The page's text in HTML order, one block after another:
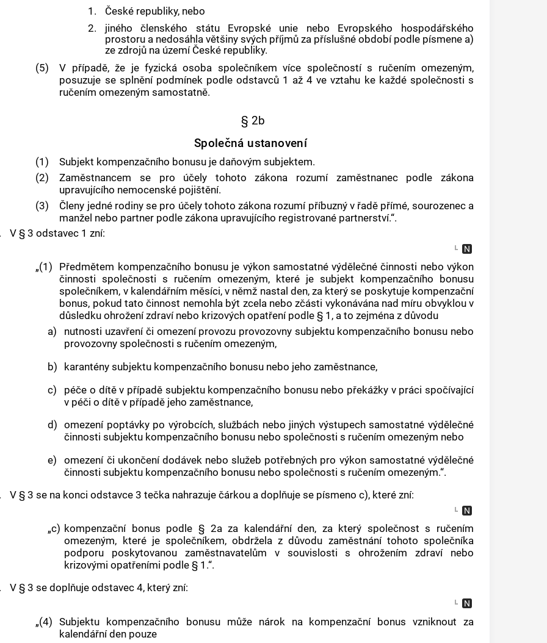
1.
České republiky, nebo
2.
jiného členského státu Evropské unie nebo Evropského hospodářského
prostoru a nedosáhla většiny svých příjmů za příslušné období podle písmene a)
ze zdrojů na území České republiky.
(5)
V případě, že je fyzická osoba společníkem více společností s ručením omezeným,
posuzuje se splnění podmínek podle odstavců 1 až 4 ve vztahu ke každé společnosti s
ručením omezeným samostatně.
§ 2b
Společná ustanovení
(1)
Subjekt kompenzačního bonusu je daňovým subjektem.
(2)
Zaměstnancem se pro účely tohoto zákona rozumí zaměstnanec podle zákona
upravujícího nemocenské pojištění.
(3)
Členy jedné rodiny se pro účely tohoto zákona rozumí příbuzný v řadě přímé, sourozenec a
manžel nebo partner podle zákona upravujícího registrované partnerství.“.
V § 3 odstavec 1 zní:
„(1)
Předmětem kompenzačního bonusu je výkon samostatné výdělečné činnosti nebo výkon
činnosti společnosti s ručením omezeným, které je subjekt kompenzačního bonusu
společníkem, v kalendářním měsíci, v němž nastal den, za který se poskytuje kompenzační
bonus, pokud tato činnost nemohla být zcela nebo zčásti vykonávána nad míru obvyklou v
důsledku ohrožení zdraví nebo krizových opatření podle § 1, a to zejména z důvodu
a)
nutnosti uzavření či omezení provozu provozovny subjektu kompenzačního bonusu nebo
provozovny společnosti s ručením omezeným,
b)
karantény subjektu kompenzačního bonusu nebo jeho zaměstnance,
c)
péče o dítě v případě subjektu kompenzačního bonusu nebo překážky v práci spočívající
v péči o dítě v případě jeho zaměstnance,
d)
omezení poptávky po výrobcích, službách nebo jiných výstupech samostatné výdělečné
činnosti subjektu kompenzačního bonusu nebo společnosti s ručením omezeným nebo
e)
omezení či ukončení dodávek nebo služeb potřebných pro výkon samostatné výdělečné
činnosti subjektu kompenzačního bonusu nebo společnosti s ručením omezeným.“.
V § 3 se na konci odstavce 3 tečka nahrazuje čárkou a doplňuje se písmeno c), které zní:
„c) kompenzační bonus podle § 2a za kalendářní den, za který společnost s ručením
omezeným, které je společníkem, obdržela z důvodu zaměstnání tohoto společníka
podporu poskytovanou zaměstnavatelům v souvislosti s ohrožením zdraví nebo
krizovými opatřeními podle § 1.“.
V § 3 se doplňuje odstavec 4, který zní:
„(4)
Subjektu kompenzačního bonusu může nárok na kompenzační bonus vzniknout za
kalendářní den pouze